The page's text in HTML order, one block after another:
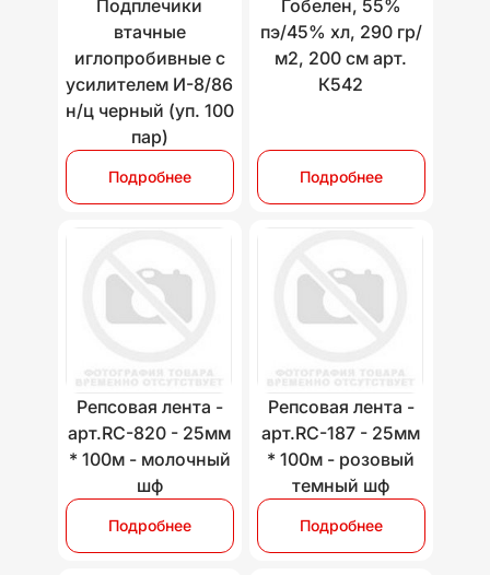
Подплечики
втачные
иглопробивные с
усилителем И-8/86
н/ц черный (уп. 100
пар)
Подробнее
Гобелен, 55%
пэ/45% хл, 290 гр/
м2, 200 см арт.
К542
Подробнее
Репсовая лента -
арт.RC-820 - 25мм
* 100м - молочный
шф
Подробнее
Репсовая лента -
арт.RC-187 - 25мм
* 100м - розовый
темный шф
Подробнее